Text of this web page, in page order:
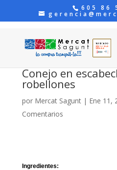
605 86
Conejo en
robellones
por Mercat Sagunt| Ene 11,
Comentarios
Ingredientes: